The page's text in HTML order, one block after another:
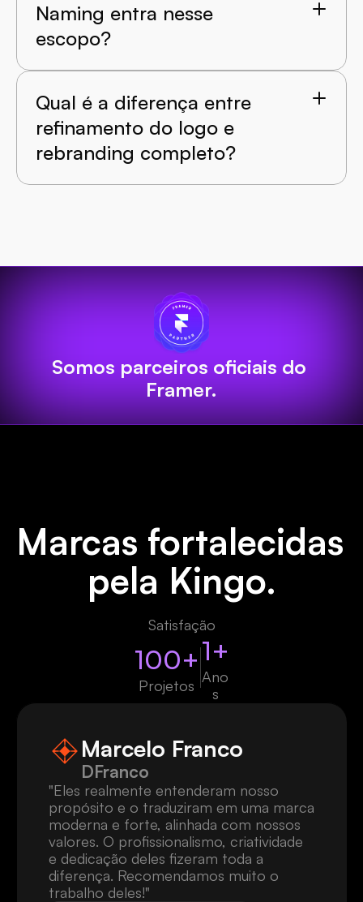
Marcas fortalecidas
pela Kingo.
Satisfação
100+
Projetos
1+
Ano
s
Marcelo Franco
DFranco
"Eles realmente entenderam nosso
propósito e o traduziram em uma marca
moderna e forte, alinhada com nossos
valores. O profissionalismo, criatividade
e dedicação deles fizeram toda a
diferença. Recomendamos muito o
trabalho deles!"
Naming entra nesse
escopo?
Qual é a diferença entre
refinamento do logo e
rebranding completo?
Somos parceiros oficiais do
Framer.